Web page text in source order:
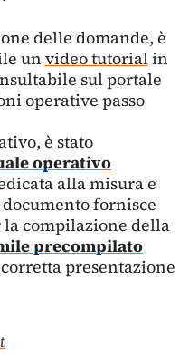
delle domande, è
un video tutorialin
sul portale
operative passo
è stato
operativo
alla misura e
fornisce
compilazione della
precompilato
presentazione